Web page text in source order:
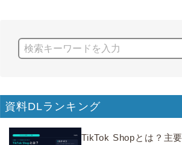
資料DLランキング
TikTok Shopとは？主